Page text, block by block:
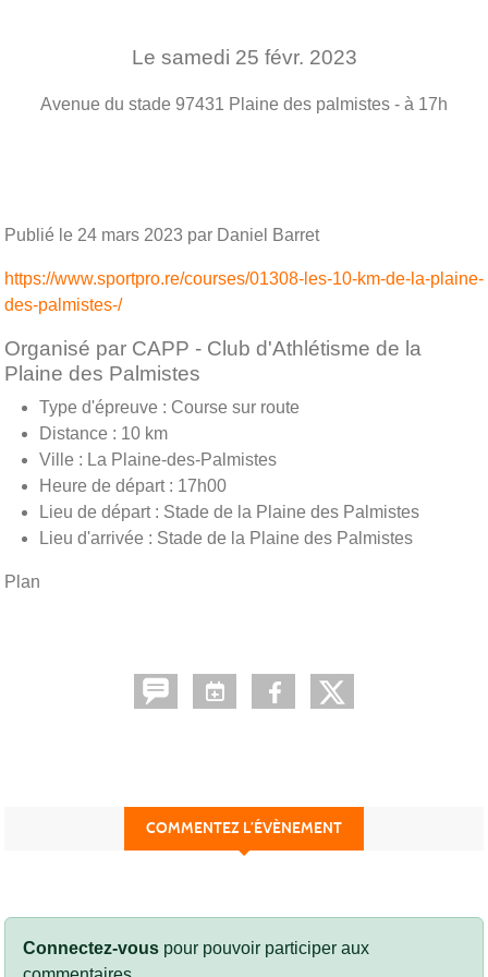
Le samedi 25 févr. 2023
Avenue du stade 97431 Plaine des palmistes - à 17h
Publié le 24 mars 2023 par Daniel Barret
https://www.sportpro.re/courses/01308-les-10-km-de-la-plaine-
des-palmistes-/
Organisé par CAPP - Club d'Athlétisme de la
Plaine des Palmistes
Type d'épreuve : Course sur route
Distance : 10 km
Ville : La Plaine-des-Palmistes
Heure de départ : 17h00
Lieu de départ : Stade de la Plaine des Palmistes
Lieu d'arrivée : Stade de la Plaine des Palmistes
Plan
COMMENTEZ L’ÉVÈNEMENT
Connectez-vous pour pouvoir participer aux